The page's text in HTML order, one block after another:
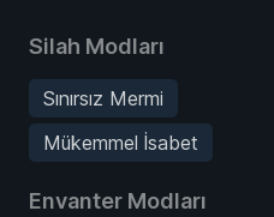
Silah Modları
Sınırsız Mermi
Mükemmel İsabet
Envanter Modları